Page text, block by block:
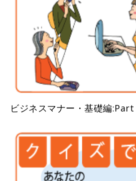
ビジネスマナー・基礎編